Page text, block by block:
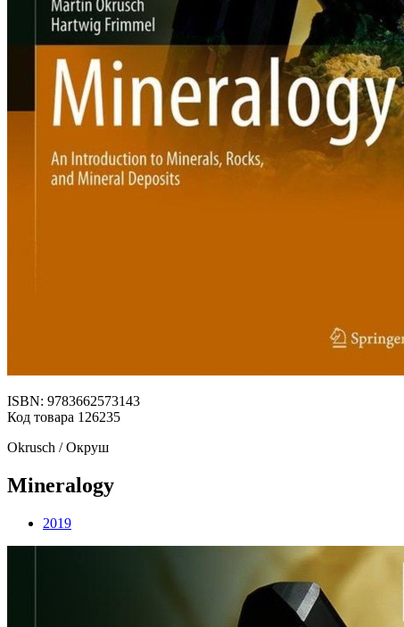
ISBN: 9783662573143
Код товара 126235
Okrusch / Окруш
Mineralogy
2019